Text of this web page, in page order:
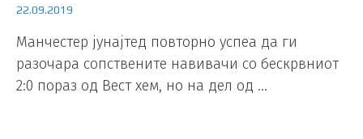
22.09.2019
Манчестер јунајтед повторно успеа да ги
разочара сопствените навивачи со бескрвниот
2:0 пораз од Вест хем, но на дел од …